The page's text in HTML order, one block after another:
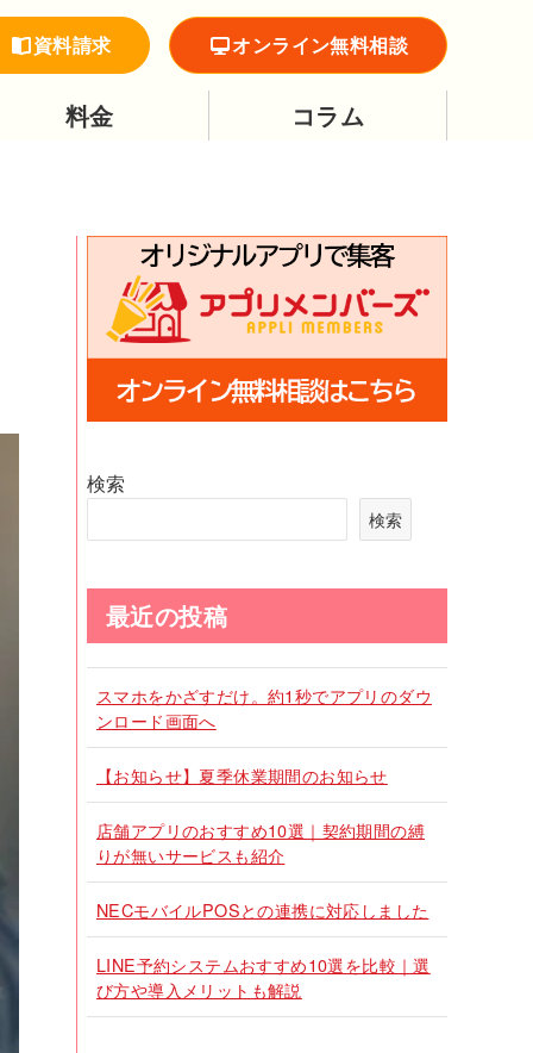
資料請求 オンライン無料相談
料金 コラム
検索
検索
最近の投稿
スマホをかざすだけ。約1秒でアプリのダウ
ンロード画面へ
【お知らせ】夏季休業期間のお知らせ
店舗アプリのおすすめ10選｜契約期間の縛
りが無いサービスも紹介
NECモバイルPOSとの連携に対応しました
LINE予約システムおすすめ10選を比較｜選
び方や導入メリットも解説